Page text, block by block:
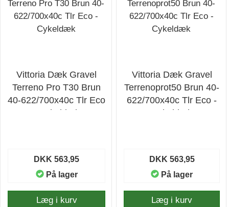
Vittoria Dæk Gravel
Terreno Pro T30 Brun
40-622/700x40c Tlr Eco
- Cykeldæk
DKK 563,95
På lager
Læg i kurv
Vittoria Dæk Gravel
Terrenoprot50 Brun 40-
622/700x40c Tlr Eco -
Cykeldæk
DKK 563,95
På lager
Læg i kurv